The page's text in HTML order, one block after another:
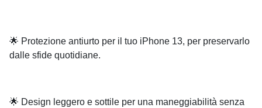
🌟 Protezione antiurto per il tuo iPhone 13, per preservarlo
dalle sfide quotidiane.
🌟 Design leggero e sottile per una maneggiabilità senza